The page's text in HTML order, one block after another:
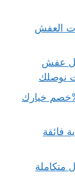
لخدمات العفش
عفش
نقل عفش بالمدينة المنورة بـ30%خصم خيارك
حماية فائقة
حلول متكاملة